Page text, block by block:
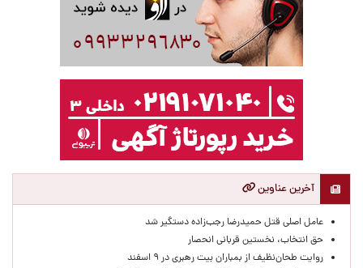
آخرین عناوین
عامل اصلی قتل حمیدرضا رجب‌زاده دستگیر شد
حق انتخاب، نخستین قربانی انحصار
روایت طحان‌نظیف از بمباران بیت رهبری در ۹ اسفند